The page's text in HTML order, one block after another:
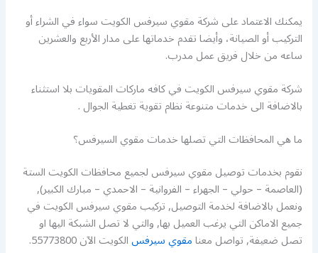
يمكنك الاعتماد على شركة مقوي سيرفس الكويت سواء في الشراء أو
التركيب أو الصيانة، وأيضا تقدم خدماتها على مدار الأربع والعشرين
ساعه من خلال فريق عمل مدرب.
شركة مقوي سيرفس الكويت في كافه ماركات المقويات بلا استثناء
بالاضافة الى خدمات متنوعة نظام تقوية تغطية الجوال .
ما هي المحافظات التي تصلها خدمات مقوي السيرفس؟
نقوم بخدمات توصيل مقوي سيرفس لجميع محافظات الكويت الستة
(العاصمة – حولي – الجهراء – الفروانية – الاحمدي – مبارك الكبير),
ونعمل بالاضافة لخدمة التوصيل, تركيب مقوي سيرفس الكويت في
جميع الاماكن التي يرغب العميل بها, والتي لا تصل الشبكة اليها او
تصل ضعيفة, تواصل معنامقوي سيرفسالكويت الآن 55773800.